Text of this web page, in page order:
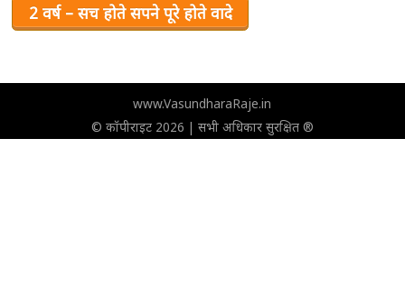
2 वर्ष – सच होते सपने पूरे होते वादे
www.VasundharaRaje.in
© कॉपीराइट 2026 | सभी अधिकार सुरक्षित ®